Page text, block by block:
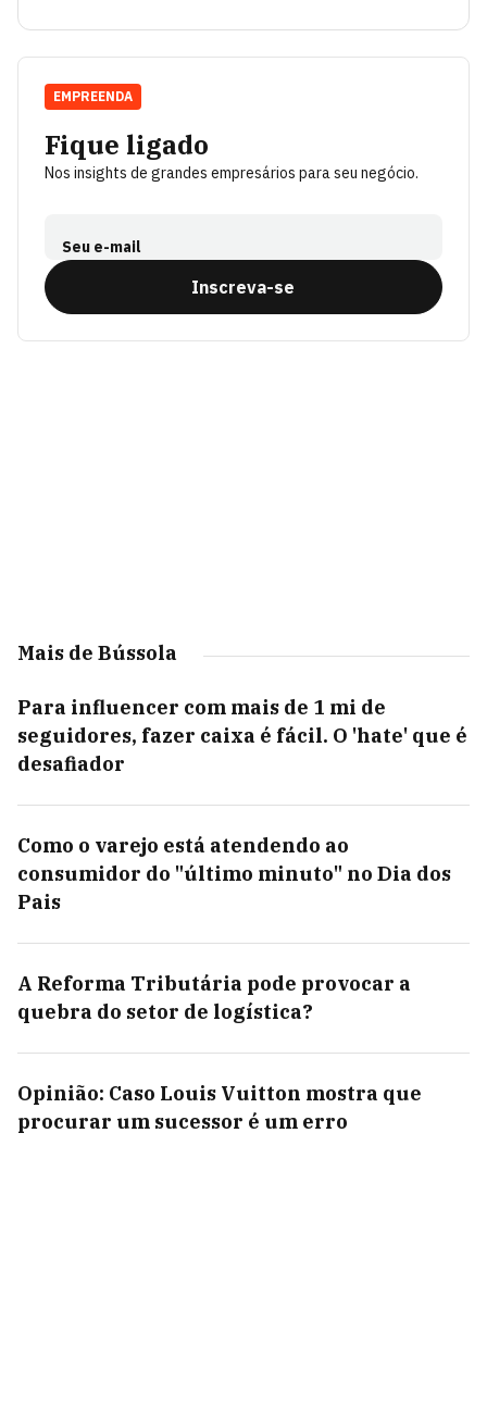
Fique ligado
Nos insights de grandes empresários para seu negócio.
Seu e-mail
Inscreva-se
EMPREENDA
Mais de Bússola
Para influencer com mais de 1 mi de
seguidores, fazer caixa é fácil. O 'hate' que é
desafiador
Como o varejo está atendendo ao
consumidor do "último minuto" no Dia dos
Pais
A Reforma Tributária pode provocar a
quebra do setor de logística?
Opinião: Caso Louis Vuitton mostra que
procurar um sucessor é um erro